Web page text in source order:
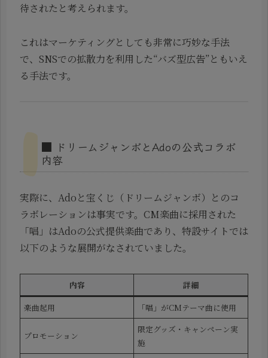
待されたと考えられます。
これはマーケティングとしても非常に巧妙な手法
で、SNSでの拡散力を利用した“バズ型広告”ともいえ
る手法です。
■ ドリームジャンボとAdoの公式コラボ
内容
実際に、Adoと宝くじ（ドリームジャンボ）とのコ
ラボレーションは事実です。CM楽曲に採用された
「唱」はAdoの公式提供楽曲であり、特設サイトでは
以下のような展開がなされていました。
内容
詳細
楽曲起用
「唱」がCMテーマ曲に使用
プロモーション
限定グッズ・キャンペーン実
施